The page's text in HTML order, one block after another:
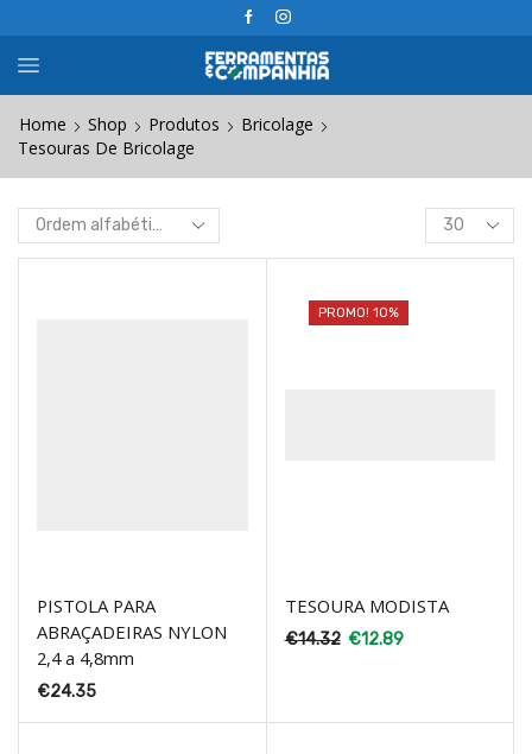
Home Shop Produtos
Bricolage
Tesouras De Bricolage
Products
per
PISTOLA PARA
ABRAÇADEIRAS NYLON
2,4 a 4,8mm
€24.35
PROMO! 10%
TESOURA MODISTA
€14.32 €12.89